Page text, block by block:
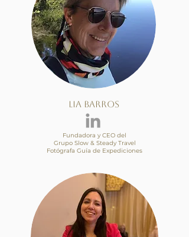
Lia Barros
Fundadora y CEO del
Grupo Slow & Steady Travel
Fotógrafa Guía de Expediciones